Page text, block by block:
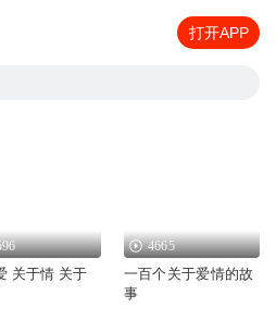
打开APP
关于情 关于
4665
一百个关于爱情的故
事